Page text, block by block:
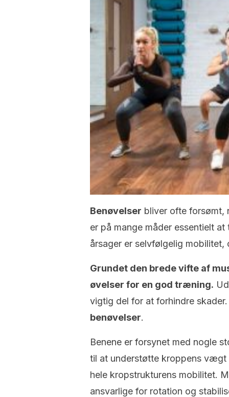
Benøvelser bliver ofte forsømt,
er på mange måder essentielt
årsager er selvfølgelig
Grundet den brede vifte af
øvelser for en god træning.
vigtig del for at forhindre
benøvelser.
Benene er forsynet med nogle
til at understøtte kroppens vægt
hele kropstrukturens mobilitet.
ansvarlige for rotation og